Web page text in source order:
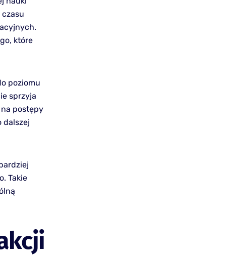
które
poziomu
sprzyja
postępy
dalszej
Takie